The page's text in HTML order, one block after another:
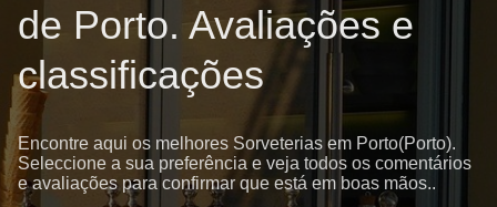
de Porto. Avaliações e
classificações
Encontre aqui os melhores Sorveterias em Porto(Porto).
Seleccione a sua preferência e veja todos os comentários
e avaliações para confirmar que está em boas mãos..